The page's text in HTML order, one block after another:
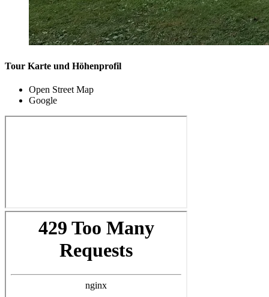
Tour Karte und Höhenprofil
Open Street Map
Google